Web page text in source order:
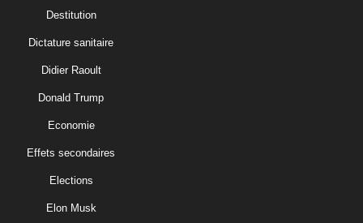
Destitution
Dictature sanitaire
Didier Raoult
Donald Trump
Economie
Effets secondaires
Elections
Elon Musk